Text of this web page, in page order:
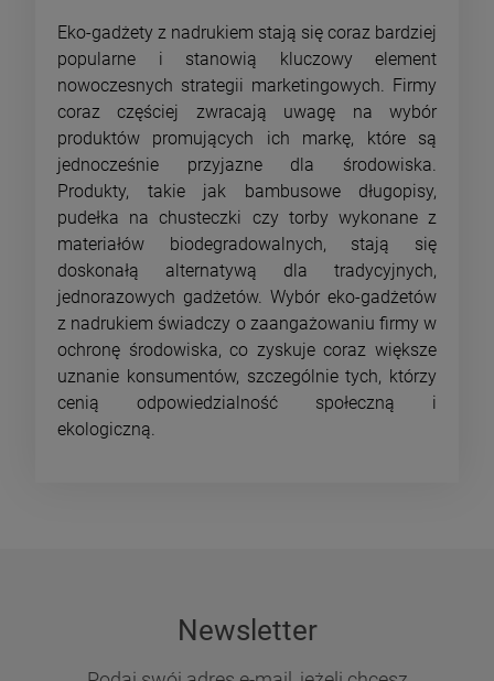
Eko-gadżety z nadrukiem stają się coraz bardziej
popularne i stanowią kluczowy element
nowoczesnych strategii marketingowych. Firmy
coraz częściej zwracają uwagę na wybór
produktów promujących ich markę, które są
jednocześnie przyjazne dla środowiska.
Produkty, takie jak bambusowe długopisy,
pudełka na chusteczki czy torby wykonane z
materiałów biodegradowalnych, stają się
doskonałą alternatywą dla tradycyjnych,
jednorazowych gadżetów. Wybór eko-gadżetów
z nadrukiem świadczy o zaangażowaniu firmy w
ochronę środowiska, co zyskuje coraz większe
uznanie konsumentów, szczególnie tych, którzy
cenią odpowiedzialność społeczną i
ekologiczną.
Newsletter